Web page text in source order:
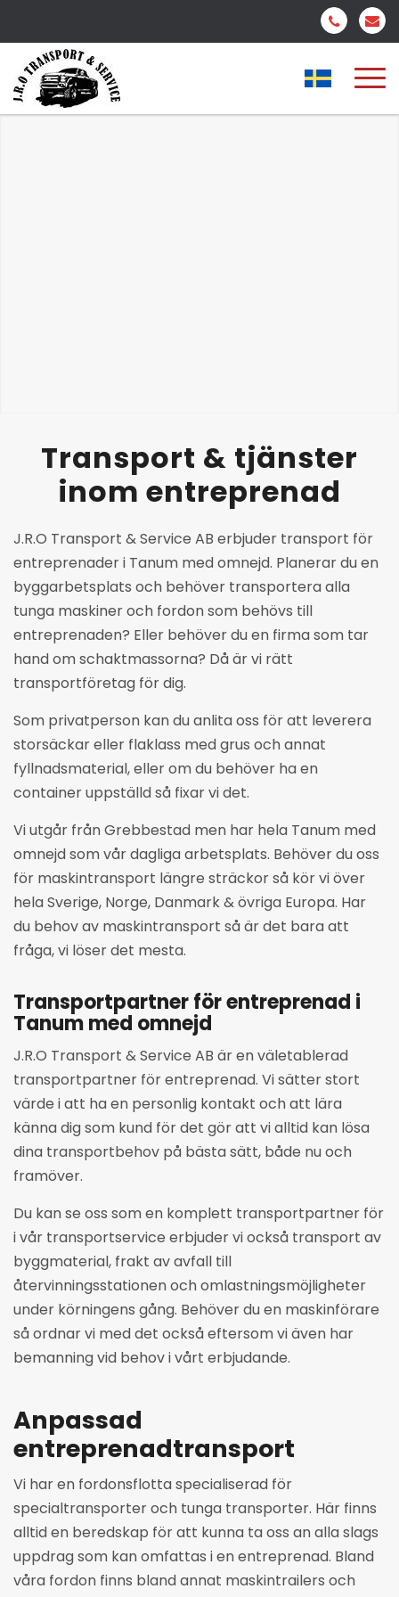
Transport & tjänster
inom entreprenad
J.R.O Transport & Service AB erbjuder transport för
entreprenader i Tanum med omnejd. Planerar du en
byggarbetsplats och behöver transportera alla
tunga maskiner och fordon som behövs till
entreprenaden? Eller behöver du en firma som tar
hand om schaktmassorna? Då är vi rätt
transportföretag för dig.
Som privatperson kan du anlita oss för att leverera
storsäckar eller flaklass med grus och annat
fyllnadsmaterial, eller om du behöver ha en
container uppställd så fixar vi det.
Vi utgår från Grebbestad men har hela Tanum med
omnejd som vår dagliga arbetsplats. Behöver du oss
för maskintransport längre sträckor så kör vi över
hela Sverige, Norge, Danmark & övriga Europa. Har
du behov av maskintransport så är det bara att
fråga, vi löser det mesta.
Transportpartner för entreprenad i
Tanum med omnejd
J.R.O Transport & Service AB är en väletablerad
transportpartner för entreprenad. Vi sätter stort
värde i att ha en personlig kontakt och att lära
känna dig som kund för det gör att vi alltid kan lösa
dina transportbehov på bästa sätt, både nu och
framöver.
Du kan se oss som en komplett transportpartner för
i vår transportservice erbjuder vi också transport av
byggmaterial, frakt av avfall till
återvinningsstationen och omlastningsmöjligheter
under körningens gång. Behöver du en maskinförare
så ordnar vi med det också eftersom vi även har
bemanning vid behov i vårt erbjudande.
Anpassad
entreprenadtransport
Vi har en fordonsflotta specialiserad för
specialtransporter och tunga transporter. Här finns
alltid en beredskap för att kunna ta oss an alla slags
uppdrag som kan omfattas i en entreprenad. Bland
våra fordon finns bland annat maskintrailers och